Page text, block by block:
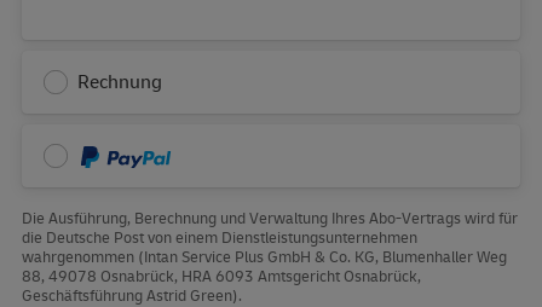
Rechnung
PayPal
Die Ausführung, Berechnung und Verwaltung Ihres Abo-Vertrags wird für
die Deutsche Post von einem Dienstleistungsunternehmen
wahrgenommen (Intan Service Plus GmbH & Co. KG, Blumenhaller Weg
88, 49078 Osnabrück, HRA 6093 Amtsgericht Osnabrück,
Geschäftsführung Astrid Green).